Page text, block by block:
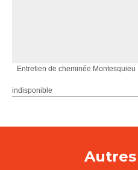
Entretien de cheminée Montesquieu
indisponible